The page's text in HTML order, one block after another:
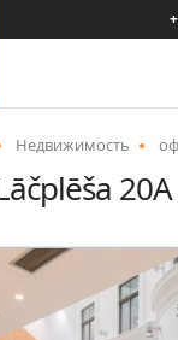
Недвижимость
20A